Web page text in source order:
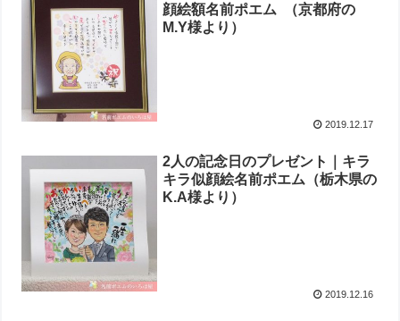
顔絵額名前ポエム （京都府の
M.Y様より ）
2019.12.17
2人の記念日のプレゼント｜キラ
キラ似顔絵名前ポエム（栃木県の
K.A様より ）
2019.12.16